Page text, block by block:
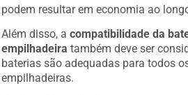
podem resultar em economia ao
Além disso, acompatibilidade da
empilhadeira também deve ser
baterias são adequadas para todos
empilhadeiras.